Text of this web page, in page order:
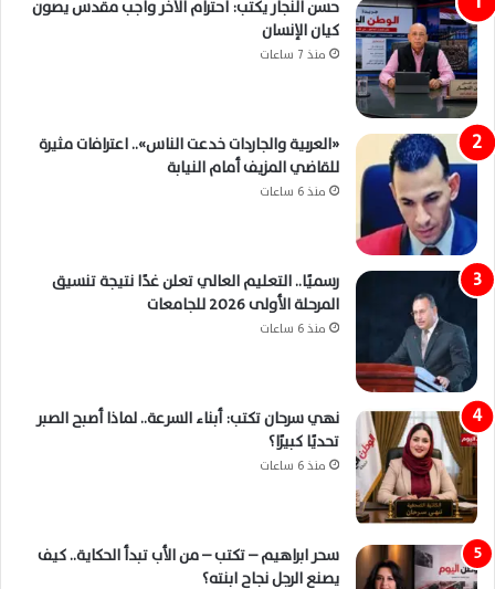
حسن النجار يكتب: احترام الآخر واجب مقدس يصون
كيان الإنسان
منذ 7 ساعات
«العربية والجاردات خدعت الناس».. اعترافات مثيرة
للقاضي المزيف أمام النيابة
منذ 6 ساعات
رسميًا.. التعليم العالي تعلن غدًا نتيجة تنسيق
المرحلة الأولى 2026 للجامعات
منذ 6 ساعات
نهي سرحان تكتب: أبناء السرعة.. لماذا أصبح الصبر
تحديًا كبيرًا؟
منذ 6 ساعات
سحر ابراهيم – تكتب – من الأب تبدأ الحكاية.. كيف
يصنع الرجل نجاح ابنته؟